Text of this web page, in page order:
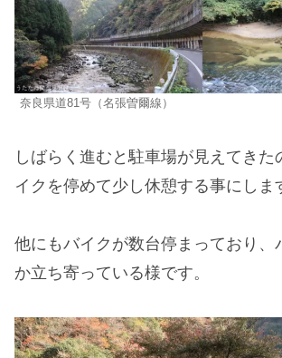
奈良県道81号（名張曽爾線）
しばらく進むと駐車場が見えてきた
イクを停めて少し休憩する事にしま
他にもバイクが数台停まっており、
か立ち寄っている様です。